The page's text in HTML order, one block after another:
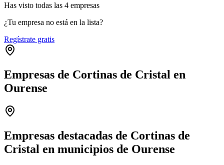
Has visto todas las 4 empresas
¿Tu empresa no está en la lista?
Regístrate gratis
Empresas de Cortinas de Cristal en
Ourense
−
Empresas destacadas de Cortinas de
Cristal en municipios de Ourense